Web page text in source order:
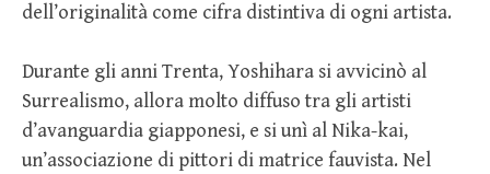
dell’originalità come cifra distintiva di ogni artista.
Durante gli anni Trenta, Yoshihara si avvicinò al
Surrealismo, allora molto diffuso tra gli artisti
d’avanguardia giapponesi, e si unì al Nika-kai,
un’associazione di pittori di matrice fauvista. Nel